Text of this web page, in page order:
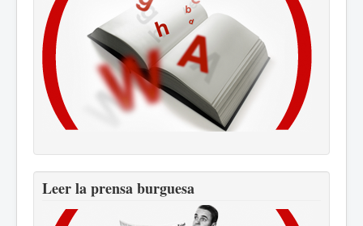
Leer la prensa burguesa